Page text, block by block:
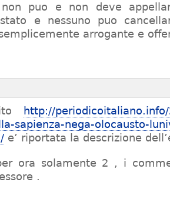
puo e non deve
e nessuno puo
arrogante e
http://
sapienza-nega-olocausto-
e’ riportata la descrizione
ora solamente 2 , i
.